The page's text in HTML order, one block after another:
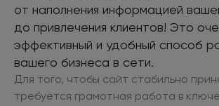
от наполнения информацией
до привлечения клиентов! Это
эффективный и удобный способ
вашего бизнеса в сети.
Для того, чтобы сайт стабильно
требуется грамотная работа в